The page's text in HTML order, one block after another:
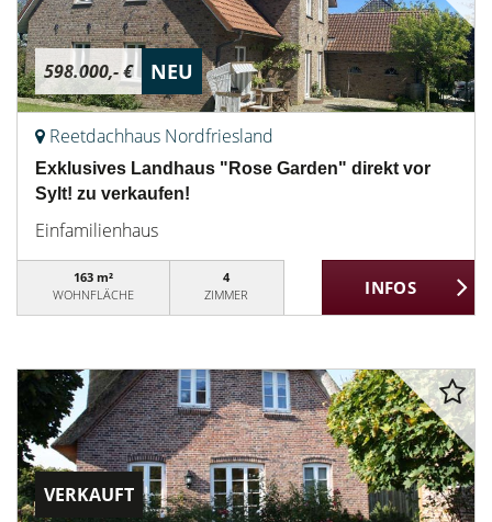
598.000,- € NEU
Reetdachhaus Nordfriesland
Exklusives Landhaus "Rose Garden" direkt vor
Sylt! zu verkaufen!
Einfamilienhaus
163 m²
WOHNFLÄCHE
4
ZIMMER
VERKAUFT